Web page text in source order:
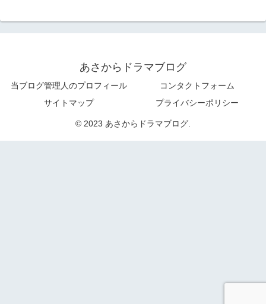
あさからドラマブログ
当ブログ管理人のプロフィール
コンタクトフォーム
サイトマップ
プライバシーポリシー
© 2023 あさからドラマブログ.